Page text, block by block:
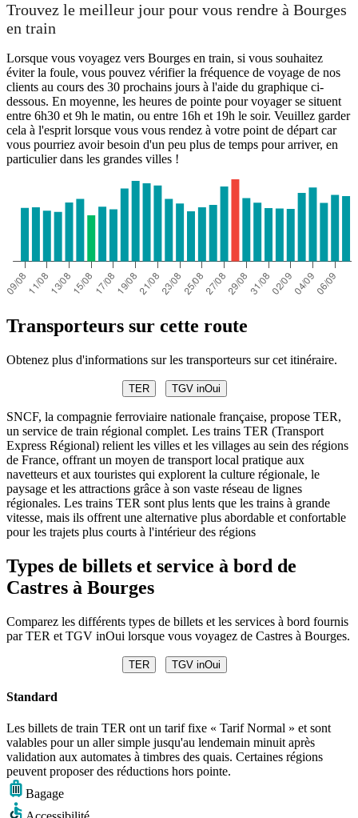
Trouvez le meilleur jour pour vous rendre à Bourges
en train
Lorsque vous voyagez vers Bourges en train, si vous souhaitez
éviter la foule, vous pouvez vérifier la fréquence de voyage de nos
clients au cours des 30 prochains jours à l'aide du graphique ci-
dessous. En moyenne, les heures de pointe pour voyager se situent
entre 6h30 et 9h le matin, ou entre 16h et 19h le soir. Veuillez garder
cela à l'esprit lorsque vous vous rendez à votre point de départ car
vous pourriez avoir besoin d'un peu plus de temps pour arriver, en
particulier dans les grandes villes !
Transporteurs sur cette route
Obtenez plus d'informations sur les transporteurs sur cet itinéraire.
TER TGV inOui
SNCF, la compagnie ferroviaire nationale française, propose TER,
un service de train régional complet. Les trains TER (Transport
Express Régional) relient les villes et les villages au sein des régions
de France, offrant un moyen de transport local pratique aux
navetteurs et aux touristes qui explorent la culture régionale, le
paysage et les attractions grâce à son vaste réseau de lignes
régionales. Les trains TER sont plus lents que les trains à grande
vitesse, mais ils offrent une alternative plus abordable et confortable
pour les trajets plus courts à l'intérieur des régions
Types de billets et service à bord de
Castres à Bourges
Comparez les différents types de billets et les services à bord fournis
par TER et TGV inOui lorsque vous voyagez de Castres à Bourges.
TER TGV inOui
Standard
Les billets de train TER ont un tarif fixe « Tarif Normal » et sont
valables pour un aller simple jusqu'au lendemain minuit après
validation aux automates à timbres des quais. Certaines régions
peuvent proposer des réductions hors pointe.
Bagage